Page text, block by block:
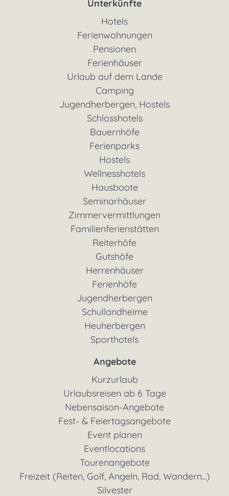
Unterkünfte
Hotels
Ferienwohnungen
Pensionen
Ferienhäuser
Urlaub auf dem Lande
Camping
Jugendherbergen, Hostels
Schlosshotels
Bauernhöfe
Ferienparks
Hostels
Wellnesshotels
Hausboote
Seminarhäuser
Zimmervermittlungen
Familienferienstätten
Reiterhöfe
Gutshöfe
Herrenhäuser
Ferienhöfe
Jugendherbergen
Schullandheime
Heuherbergen
Sporthotels
Angebote
Kurzurlaub
Urlaubsreisen ab 6 Tage
Nebensaison-Angebote
Fest- & Feiertagsangebote
Event planen
Eventlocations
Tourenangebote
Freizeit (Reiten, Golf, Angeln, Rad, Wandern...)
Silvester